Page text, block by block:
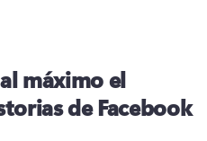
máximo el
de Facebook